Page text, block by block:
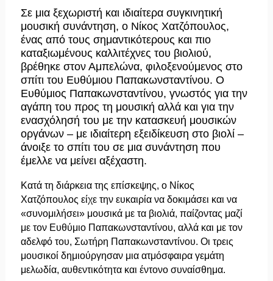
Σε μια ξεχωριστή και ιδιαίτερα συγκινητική
μουσική συνάντηση, ο Νίκος Χατζόπουλος,
ένας από τους σημαντικότερους και πιο
καταξιωμένους καλλιτέχνες του βιολιού,
βρέθηκε στον Αμπελώνα, φιλοξενούμενος στο
σπίτι του Ευθύμιου Παπακωνσταντίνου. Ο
Ευθύμιος Παπακωνσταντίνου, γνωστός για την
αγάπη του προς τη μουσική αλλά και για την
ενασχόλησή του με την κατασκευή μουσικών
οργάνων – με ιδιαίτερη εξειδίκευση στο βιολί –
άνοιξε το σπίτι του σε μια συνάντηση που
έμελλε να μείνει αξέχαστη.
Κατά τη διάρκεια της επίσκεψης, ο Νίκος
Χατζόπουλος είχε την ευκαιρία να δοκιμάσει και να
«συνομιλήσει» μουσικά με τα βιολιά, παίζοντας μαζί
με τον Ευθύμιο Παπακωνσταντίνου, αλλά και με τον
αδελφό του, Σωτήρη Παπακωνσταντίνου. Οι τρεις
μουσικοί δημιούργησαν μια ατμόσφαιρα γεμάτη
μελωδία, αυθεντικότητα και έντονο συναίσθημα.